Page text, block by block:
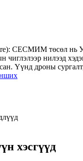
СЕСМИМ төсөл нь
чиглэлээр нилээд
Үүнд дроны
хэсгүүд